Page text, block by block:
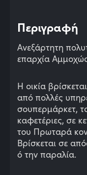
Περιγραφή
Ανεξάρτητη
επαρχία
Η οικία
από πολλές
σουπερμάρκετ,
καφετέριες, σε
του Πρωταρά
Βρίσκεται σε
ό την παραλία.